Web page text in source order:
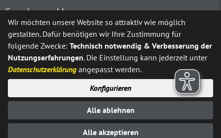
Sprachauswahl
Möchten Sie vonGoogle Translate bereitgestellte externe
Ja Immer
© Stadt Neuenrade 2025
Impressum
Datenschutz
Erklärung zur Barrierefreiheit Kontakt
Wir möchten unsere Website so attraktiv wie möglich
gestalten. Dafür benötigen wir Ihre Zustimmung für
folgende Zwecke:Technisch notwendig & Verbesserung der
Nutzungserfahrungen. Die Einstellung kann jederzeit unter
Datenschutzerklärung angepasst werden.
Konfigurieren
Alle ablehnen
Alle akzeptieren